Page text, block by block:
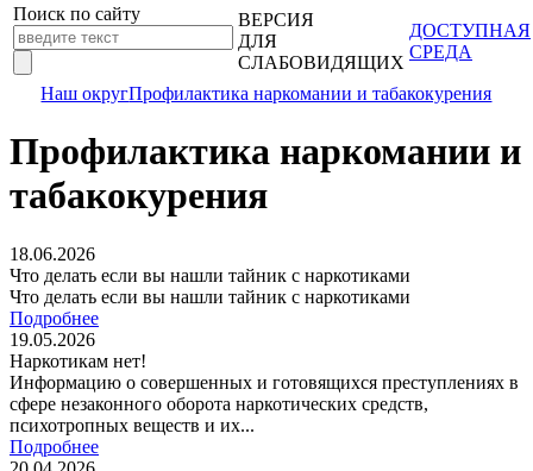
Поиск по сайту
ВЕРСИЯ
ДЛЯ
СЛАБОВИДЯЩИХ
ДОСТУПНАЯ
СРЕДА
Наш округПрофилактика наркомании и табакокурения
Профилактика наркомании и
табакокурения
18.06.2026
Что делать если вы нашли тайник с наркотиками
Что делать если вы нашли тайник с наркотиками
Подробнее
19.05.2026
Наркотикам нет!
Информацию о совершенных и готовящихся преступлениях в
сфере незаконного оборота наркотических средств,
психотропных веществ и их...
Подробнее